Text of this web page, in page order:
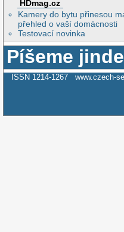
HDmag.cz
Kamery do bytu přinesou
přehled o vaší domácnosti
Testovací novinka
Píšeme jinde
ISSN 1214-1267 www.czech-